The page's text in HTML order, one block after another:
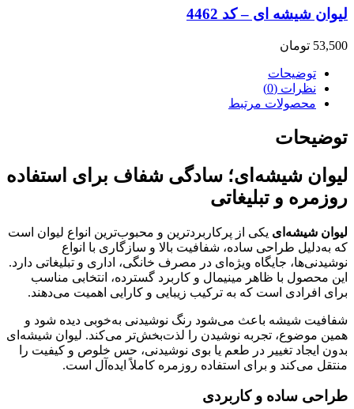
لیوان شیشه ای – کد 4462
53,500 تومان
توضیحات
نظرات (0)
محصولات مرتبط
توضیحات
لیوان شیشه‌ای؛ سادگی شفاف برای استفاده
روزمره و تبلیغاتی
لیوان شیشه‌ای یکی از پرکاربردترین و محبوب‌ترین انواع لیوان است
که به‌دلیل طراحی ساده، شفافیت بالا و سازگاری با انواع
نوشیدنی‌ها، جایگاه ویژه‌ای در مصرف خانگی، اداری و تبلیغاتی دارد.
این محصول با ظاهر مینیمال و کاربرد گسترده، انتخابی مناسب
برای افرادی است که به ترکیب زیبایی و کارایی اهمیت می‌دهند.
شفافیت شیشه باعث می‌شود رنگ نوشیدنی به‌خوبی دیده شود و
همین موضوع، تجربه نوشیدن را لذت‌بخش‌تر می‌کند. لیوان شیشه‌ای
بدون ایجاد تغییر در طعم یا بوی نوشیدنی، حس خلوص و کیفیت را
منتقل می‌کند و برای استفاده روزمره کاملاً ایده‌آل است.
طراحی ساده و کاربردی